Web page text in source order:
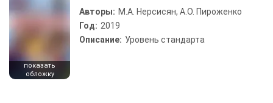
показать
обложку
Авторы: М.А. Нерсисян, А.О. Пироженко
Год: 2019
Описание: Уровень стандарта